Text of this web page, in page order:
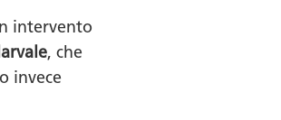
intervento
, che
invece